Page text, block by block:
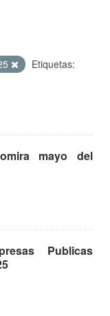
Etiquetas:
mayo del
Publicas